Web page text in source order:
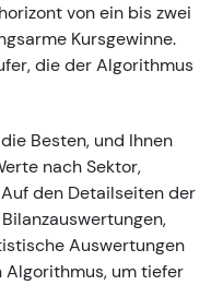
von ein bis zwei
Kursgewinne.
die der Algorithmus
Besten, und Ihnen
nach Sektor,
den Detailseiten der
Auswertungen
Algorithmus, um tiefer